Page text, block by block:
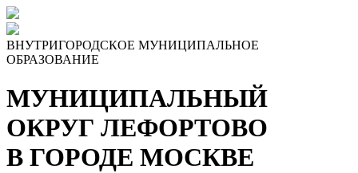
Skip
to
the
content
ВНУТРИГОРОДСКОЕ МУНИЦИПАЛЬНОЕ
ОБРАЗОВАНИЕ
МУНИЦИПАЛЬНЫЙ
ОКРУГ ЛЕФОРТОВО
В ГОРОДЕ МОСКВЕ